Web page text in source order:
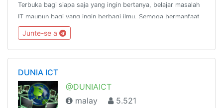
Terbuka bagi siapa saja yang ingin bertanya, belajar masalah
IT maupun bagi yang ingin berbagi ilmu. Semoga bermanfaat
:)Tulisan/pesan dari anda, tanggung jawab andaGroup link
https://t.me/itkita
Junte-se a
DUNIA ICT
@DUNIAICT
malay
5.521